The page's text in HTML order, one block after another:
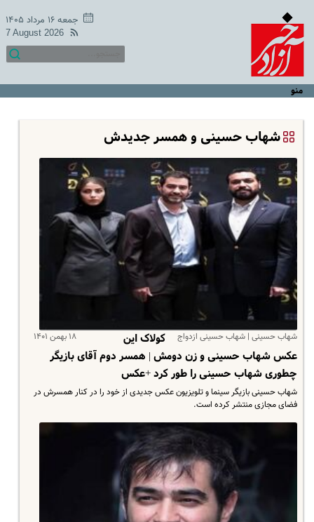
جمعه ۱۶ مرداد ۱۴۰۵
7 August 2026
منو
شهاب حسینی و همسر جدیدش
شهاب حسینی | شهاب حسینی ازدواج ۱۸ بهمن ۱۴۰۱
کولاک این
عکس شهاب حسینی و زن دومش | همسر دوم آقای بازیگر
چطوری شهاب حسینی را طور کرد +عکس
شهاب حسینی بازیگر سینما و تلویزیون عکس جدیدی از خود را در کنار همسرش در
فضای مجازی منتشر کرده است.